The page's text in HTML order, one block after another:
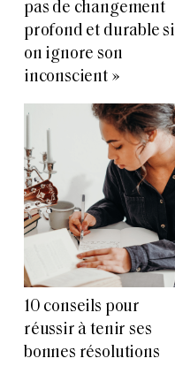
pas de changement
profond et durable si
on ignore son
inconscient »
10 conseils pour
réussir à tenir ses
bonnes résolutions